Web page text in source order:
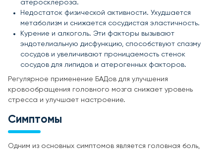
атеросклероза.
Недостаток физической активности. Ухудшается
метаболизм и снижается сосудистая эластичность.
Курение и алкоголь. Эти факторы вызывают
эндотелиальную дисфункцию, способствуют спазму
сосудов и увеличивают проницаемость стенок
сосудов для липидов и атерогенных факторов.
Регулярное применение БАДов для улучшения
кровообращения головного мозга снижает уровень
стресса и улучшает настроение.
Симптомы
Одним из основных симптомов является головная боль,